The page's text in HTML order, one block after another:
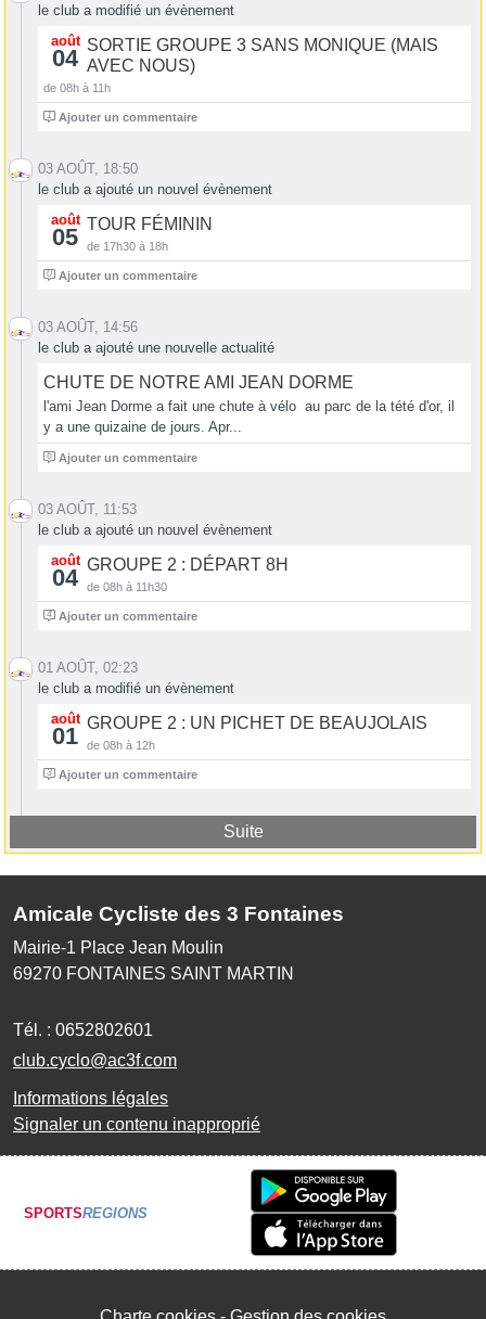
le club a modifié un évènement
août
04 SORTIE GROUPE 3 SANS MONIQUE (MAIS
AVEC NOUS)
de 08h à 11h
1 Ajouter un commentaire
03 AOÛT, 18:50
le club a ajouté un nouvel évènement
août
05 TOUR FÉMININ
de 17h30 à 18h
0 Ajouter un commentaire
03 AOÛT, 14:56
le club a ajouté une nouvelle actualité
CHUTE DE NOTRE AMI JEAN DORME
l'ami Jean Dorme a fait une chute à vélo au parc de la tété d'or, il
y a une quizaine de jours. Apr...
6 Ajouter un commentaire
03 AOÛT, 11:53
le club a ajouté un nouvel évènement
août
04 GROUPE 2 : DÉPART 8H
de 08h à 11h30
4 Ajouter un commentaire
01 AOÛT, 02:23
le club a modifié un évènement
août
01 GROUPE 2 : UN PICHET DE BEAUJOLAIS
de 08h à 12h
3 Ajouter un commentaire
Suite
Amicale Cycliste des 3 Fontaines
Mairie-1 Place Jean Moulin
69270 FONTAINES SAINT MARTIN
Tél. : 0652802601
club.cyclo@ac3f.com
Informations légales
Signaler un contenu inapproprié
SPORTSREGIONS